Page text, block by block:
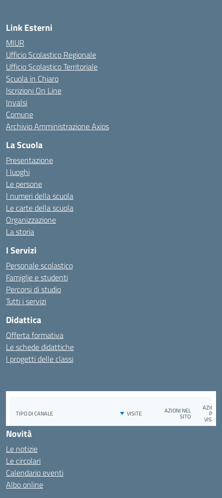
Link Esterni
MIUR
Ufficio Scolastico Regionale
Ufficio Scolastico Territoriale
Scuola in Chiaro
Iscrizioni On Line
Invalsi
Comune
Archivio Amministrazione Axios
La Scuola
Presentazione
I luoghi
Le persone
I numeri della scuola
Le carte della scuola
Organizzazione
La storia
I Servizi
Personale scolastico
Famiglie e studenti
Percorsi di studio
Tutti i servizi
Didattica
Offerta formativa
Le schede didattiche
I progetti delle classi
Novità
Le notizie
Le circolari
Calendario eventi
Albo online